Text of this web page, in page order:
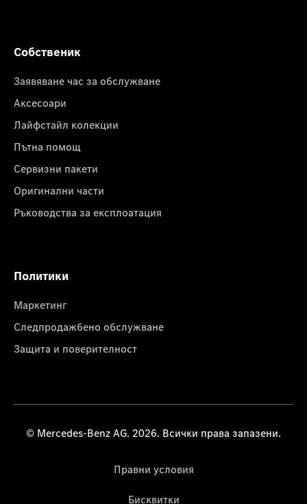
Собственик
Заявяване час за обслужване
Аксесоари
Лайфстайл колекции
Пътна помощ
Сервизни пакети
Оригинални части
Ръководства за експлоатация
Политики
Маркетинг
Следпродажбено обслужване
Защита и поверителност
© Mercedes-Benz AG. 2026. Всички права запазени.
Правни условия
Бисквитки